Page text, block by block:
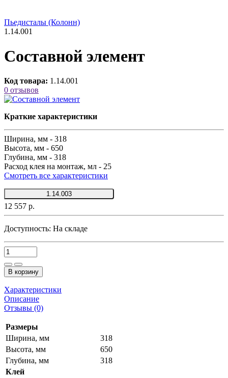
Пьедисталы (Колонн)
1.14.001
Составной элемент
Код товара: 1.14.001
0 отзывов
Краткие характеристики
Ширина, мм - 318
Высота, мм - 650
Глубина, мм - 318
Расход клея на монтаж, мл - 25
Смотреть все характеристики
1.14.003
12 557 р.
Доступность: На складе
В корзину
Характеристики
Описание
Отзывы (0)
Размеры
Ширина, мм
318
Высота, мм
650
Глубина, мм
318
Клей